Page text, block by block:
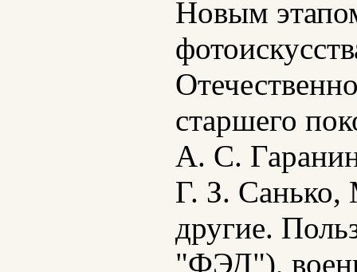
Новым
старшего
А. С.
Г. З.
другие.
"ФЭД"),